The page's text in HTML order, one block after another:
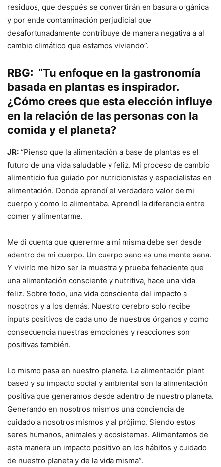
residuos, que después se convertirán en basura orgánica
y por ende contaminación perjudicial que
desafortunadamente contribuye de manera negativa a al
cambio climático que estamos viviendo”.
RBG: “Tu enfoque en la gastronomía
basada en plantas es inspirador.
¿Cómo crees que esta elección influye
en la relación de las personas con la
comida y el planeta?
JR: “Pienso que la alimentación a base de plantas es el
futuro de una vida saludable y feliz. Mi proceso de cambio
alimenticio fue guiado por nutricionistas y especialistas en
alimentación. Donde aprendí el verdadero valor de mi
cuerpo y como lo alimentaba. Aprendí la diferencia entre
comer y alimentarme.
Me di cuenta que quererme a mí misma debe ser desde
adentro de mi cuerpo. Un cuerpo sano es una mente sana.
Y vivirlo me hizo ser la muestra y prueba fehaciente que
una alimentación consciente y nutritiva, hace una vida
feliz. Sobre todo, una vida consciente del impacto a
nosotros y a los demás. Nuestro cerebro solo recibe
inputs positivos de cada uno de nuestros órganos y como
consecuencia nuestras emociones y reacciones son
positivas también.
Lo mismo pasa en nuestro planeta. La alimentación plant
based y su impacto social y ambiental son la alimentación
positiva que generamos desde adentro de nuestro planeta.
Generando en nosotros mismos una conciencia de
cuidado a nosotros mismos y al prójimo. Siendo estos
seres humanos, animales y ecosistemas. Alimentamos de
esta manera un impacto positivo en los hábitos y cuidado
de nuestro planeta y de la vida misma”.